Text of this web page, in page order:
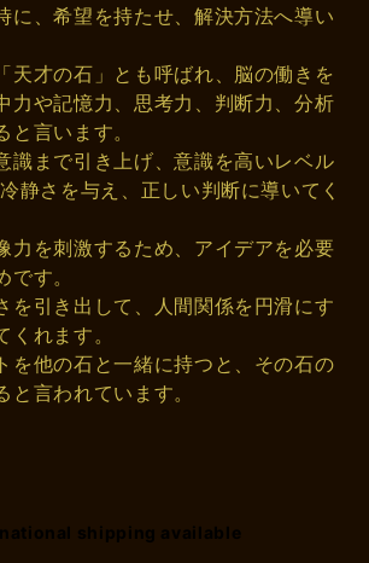
に、希望を持たせ、解決方法へ導い
天才の石」とも呼ばれ、脳の働きを
力や記憶力、思考力、判断力、分析
と言います。
識まで引き上げ、意識を高いレベル
静さを与え、正しい判断に導いてく
力を刺激するため、アイデアを必要
です。
を引き出して、人間関係を円滑にす
くれます。
を他の石と一緒に持つと、その石の
と言われています。
shipping available